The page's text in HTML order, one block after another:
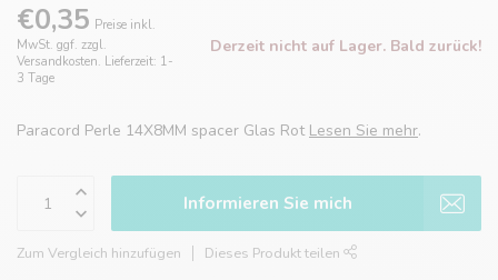
€0,35 Preise inkl.
MwSt. ggf. zzgl.
Versandkosten. Lieferzeit: 1-
3 Tage
Derzeit nicht auf Lager. Bald zurück!
Paracord Perle 14X8MM spacer Glas Rot Lesen Sie mehr.
Informieren Sie mich
Zum Vergleich hinzufügen Dieses Produkt teilen